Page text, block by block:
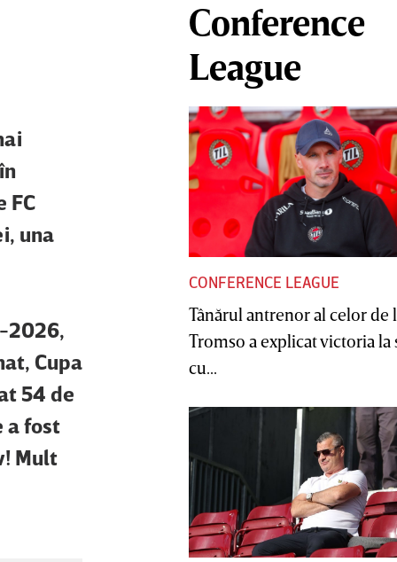
FC
una
2026,
Cupa
54 de
a fost
Mult
Conference
League
CONFERENCE LEAGUE
Tânărul antrenor al celor de
Tromso a explicat victoria la
cu...